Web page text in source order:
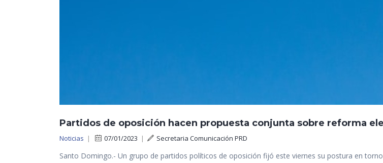
Partidos de oposición hacen propuesta conjunta sobre reforma
Noticias | 07/01/2023 | Secretaria Comunicación PRD
Santo Domingo.- Un grupo de partidos políticos de oposición fijó este viernes su postura en